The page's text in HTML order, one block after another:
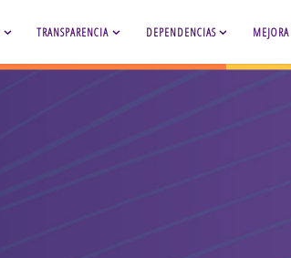
TRANSPARENCIA DEPENDENCIAS